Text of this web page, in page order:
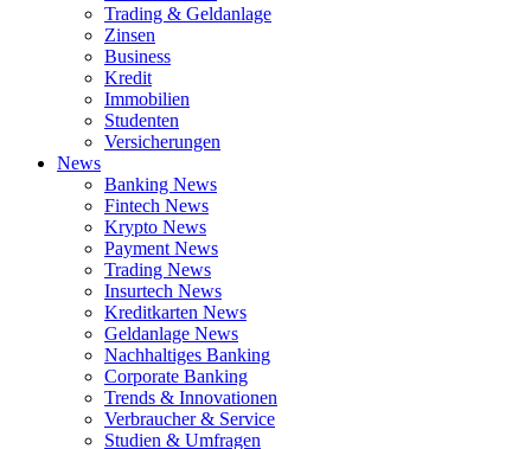
Trading & Geldanlage
Zinsen
Business
Kredit
Immobilien
Studenten
Versicherungen
News
Banking News
Fintech News
Krypto News
Payment News
Trading News
Insurtech News
Kreditkarten News
Geldanlage News
Nachhaltiges Banking
Corporate Banking
Trends & Innovationen
Verbraucher & Service
Studien & Umfragen